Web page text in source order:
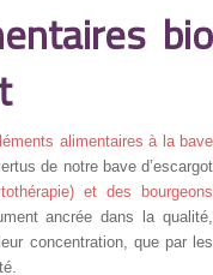
bio
alimentaires à la bave
de notre bave d’escargot
et des bourgeons
ancrée dans la qualité,
concentration, que par les